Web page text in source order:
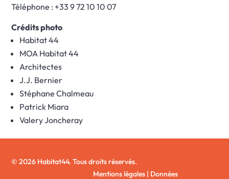
Téléphone : +33 9 72 10 10 07
Crédits photo
Habitat 44
MOA Habitat 44
Architectes
J.J. Bernier
Stéphane Chalmeau
Patrick Miara
Valery Joncheray
© 2026 Habitat44. Tous droits réservés.
Mentions légales | Données